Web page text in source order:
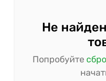
Не
Попробуйте